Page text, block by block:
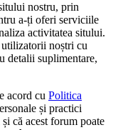
nostru, prin
a-ți oferi serviciile
activitatea sitului.
noștri cu
detalii suplimentare,
acord cu Politica
și practici
că acest forum poate